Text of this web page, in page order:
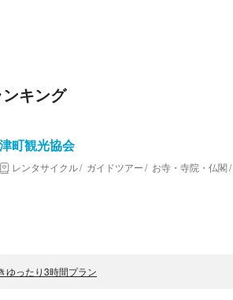
キング
町観光協会
レンタサイクル ガイドツアー お寺・寺院・仏閣
ゆったり3時間プラン